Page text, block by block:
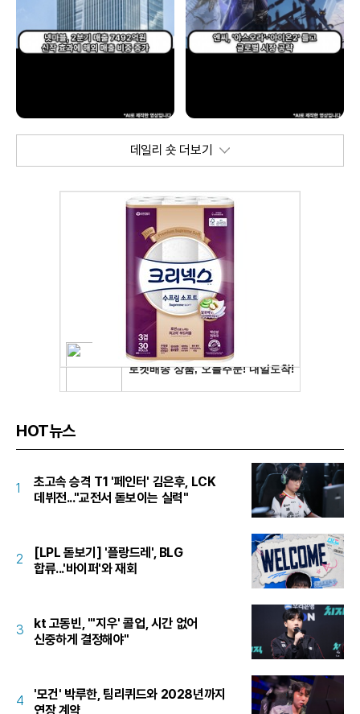
데일리 숏 더보기
HOT뉴스
1
초고속 승격 T1 '페인터' 김은후, LCK
데뷔전..."교전서 돋보이는 실력"
2
[LPL 돋보기] '플랑드레', BLG
합류...'바이퍼'와 재회
3
kt 고동빈, "'지우' 콜업, 시간 없어
신중하게 결정해야"
4
'모건' 박루한, 팀리퀴드와 2028년까지
연장 계약